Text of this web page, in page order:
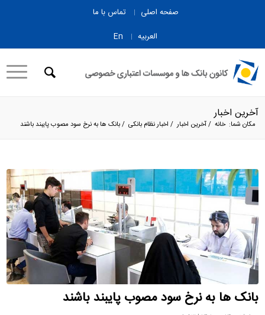
صفحه اصلی
تماس با ما
العربیه
En
آخرین اخبار
مکان شما: خانه /آخرین اخبار / اخبار نظام بانکی /بانک ها به نرخ سود مصوب پایبند باشند
بانک ها به نرخ سود مصوب پایبند باشند